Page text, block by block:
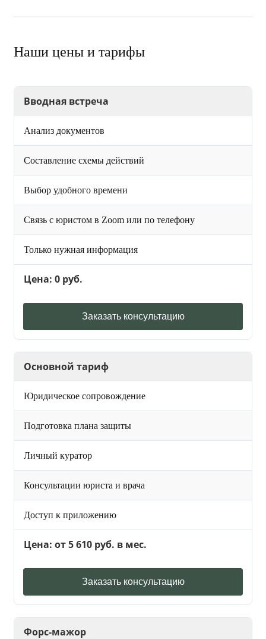
Наши цены и тарифы
Вводная встреча
Анализ документов
Составление схемы действий
Выбор удобного времени
Связь с юристом в Zoom или по телефону
Только нужная информация
Цена: 0 руб.
Заказать консультацию
Основной тариф
Юридическое сопровождение
Подготовка плана защиты
Личный куратор
Консультации юриста и врача
Доступ к приложению
Цена: от 5 610 руб. в мес.
Заказать консультацию
Форс-мажор